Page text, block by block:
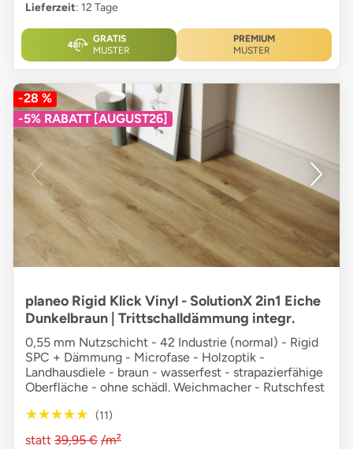
Lieferzeit: 12 Tage
GRATIS
MUSTER
PREMIUM
MUSTER
-28 %
-5% RABATT [AUGUST26]
planeo Rigid Klick Vinyl - SolutionX 2in1 Eiche
Dunkelbraun | Trittschalldämmung integr.
0,55 mm Nutzschicht - 42 Industrie (normal) - Rigid
SPC + Dämmung - Microfase - Holzoptik -
Landhausdiele - braun - wasserfest - strapazierfähige
Oberfläche - ohne schädl. Weichmacher - Rutschfest
★★★★★
★★★★★ (11)
statt 39,95 € /m²